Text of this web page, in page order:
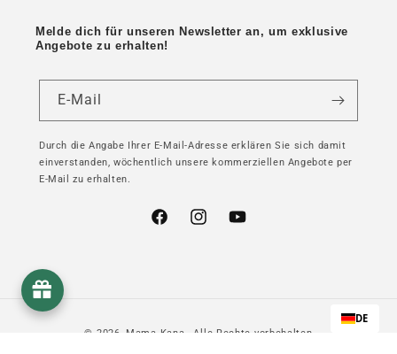
Melde dich für unseren Newsletter an, um exklusive
Angebote zu erhalten!
E-Mail
Durch die Angabe Ihrer E-Mail-Adresse erklären Sie sich damit
einverstanden, wöchentlich unsere kommerziellen Angebote per
E-Mail zu erhalten.
FacebookInstagramYouTube
© 2026,Mama Kana - Alle Rechte vorbehalten
DE